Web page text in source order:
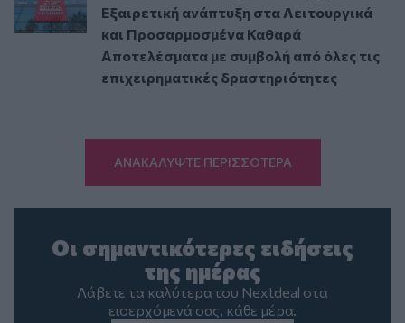
Εξαιρετική ανάπτυξη στα Λειτουργικά
και Προσαρμοσμένα Καθαρά
Αποτελέσματα με συμβολή από όλες τις
επιχειρηματικές δραστηριότητες
ΑΝΑΚΑΛΥΨΤΕ ΠΕΡΙΣΣΟΤΕΡΑ
Οι σημαντικότερες ειδήσεις
της ημέρας
Λάβετε τα καλύτερα του Nextdeal στα
εισερχόμενά σας, κάθε μέρα.